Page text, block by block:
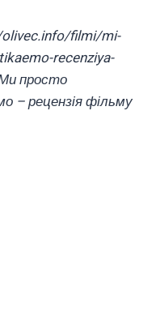
filmi/mi-
recenziya-
просто
– рецензія фільму